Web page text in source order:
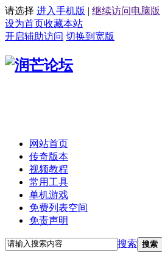
请选择 进入手机版 | 继续访问电脑版
设为首页收藏本站
开启辅助访问 切换到宽版
网站首页
传奇版本
视频教程
常用工具
单机游戏
免费列表空间
免责声明
搜索 搜索